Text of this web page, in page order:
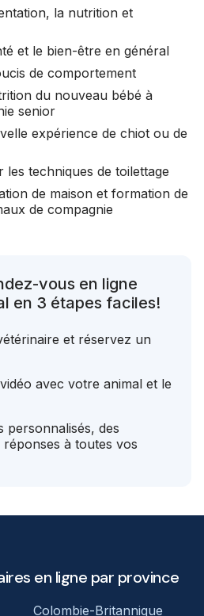
la nutrition et
et le bien-être en général
de comportement
du nouveau bébé à
senior
expérience de chiot ou de
les techniques de toilettage
de maison et formation de
de compagnie
vous en ligne
en 3 étapes faciles!
et réservez un
avec votre animal et le
personnalisés, des
à toutes vos
en ligne par province
Colombie-Britannique